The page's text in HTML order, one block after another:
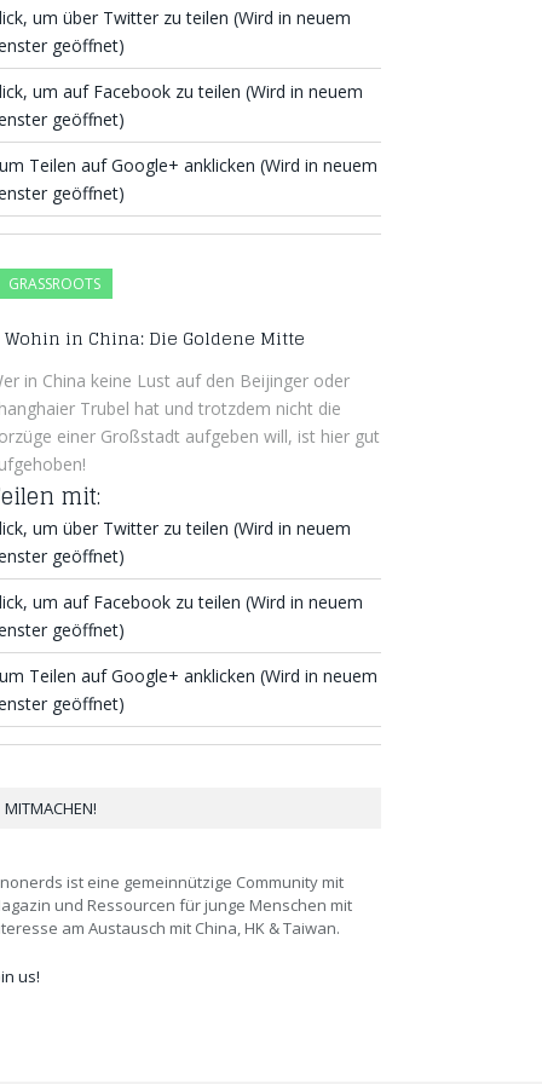
um über Twitter zu teilen (Wird in neuem
geöffnet)
um auf Facebook zu teilen (Wird in neuem
geöffnet)
Teilen auf Google+ anklicken (Wird in neuem
geöffnet)
GRASSROOTS
Wohin in China: Die Goldene Mitte
in China keine Lust auf den Beijinger oder
Trubel hat und trotzdem nicht die
einer Großstadt aufgeben will, ist hier gut
mit:
um über Twitter zu teilen (Wird in neuem
geöffnet)
um auf Facebook zu teilen (Wird in neuem
geöffnet)
Teilen auf Google+ anklicken (Wird in neuem
geöffnet)
MITMACHEN!
ist eine gemeinnützige Community mit
und Ressourcen für junge Menschen mit
am Austausch mit China, HK & Taiwan.
us!